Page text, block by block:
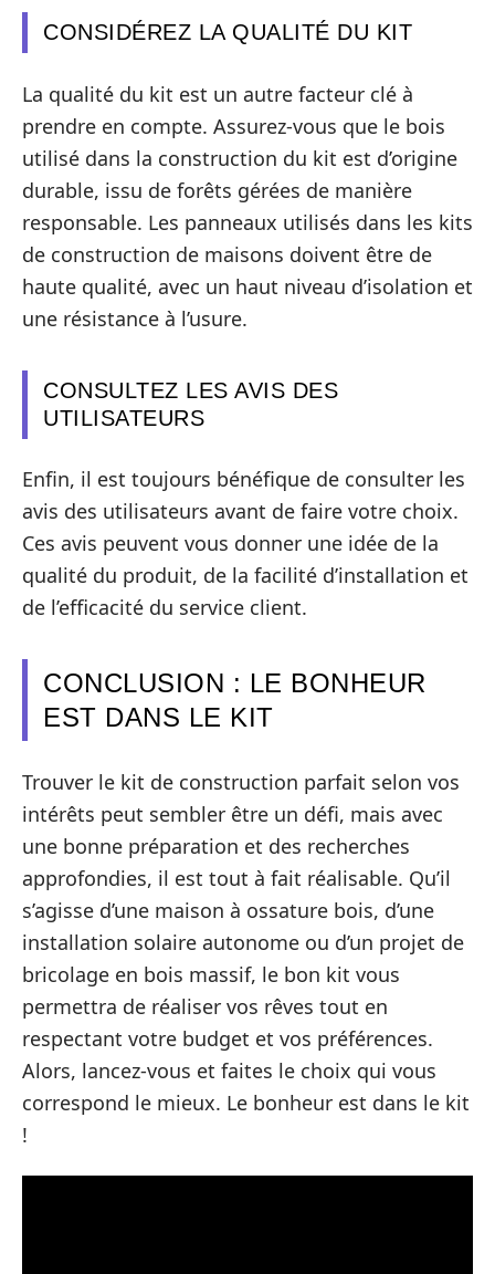
CONSIDÉREZ LA QUALITÉ DU KIT
La qualité du kit est un autre facteur clé à
prendre en compte. Assurez-vous que le bois
utilisé dans la construction du kit est d’origine
durable, issu de forêts gérées de manière
responsable. Les panneaux utilisés dans les kits
de construction de maisons doivent être de
haute qualité, avec un haut niveau d’isolation et
une résistance à l’usure.
CONSULTEZ LES AVIS DES
UTILISATEURS
Enfin, il est toujours bénéfique de consulter les
avis des utilisateurs avant de faire votre choix.
Ces avis peuvent vous donner une idée de la
qualité du produit, de la facilité d’installation et
de l’efficacité du service client.
CONCLUSION : LE BONHEUR
EST DANS LE KIT
Trouver le kit de construction parfait selon vos
intérêts peut sembler être un défi, mais avec
une bonne préparation et des recherches
approfondies, il est tout à fait réalisable. Qu’il
s’agisse d’une maison à ossature bois, d’une
installation solaire autonome ou d’un projet de
bricolage en bois massif, le bon kit vous
permettra de réaliser vos rêves tout en
respectant votre budget et vos préférences.
Alors, lancez-vous et faites le choix qui vous
correspond le mieux. Le bonheur est dans le kit
!